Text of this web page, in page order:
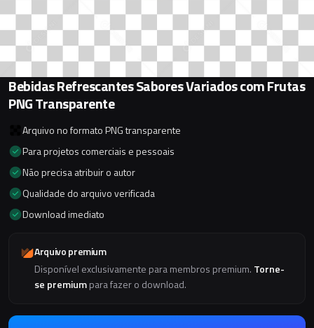
Bebidas Refrescantes Sabores Variados com Frutas
PNG Transparente
Arquivo no formato PNG transparente
Para projetos comerciais e pessoais
Não precisa atribuir o autor
Qualidade do arquivo verificada
Download imediato
Arquivo premium
Disponível exclusivamente para membros premium. Torne-
se premiumpara fazer o download.